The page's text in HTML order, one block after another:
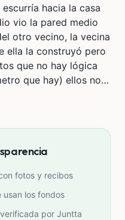
hacia la casa
vio la pared medio
otro vecino, la vecina
ella la construyó pero
que no hay lógica
que hay) ellos no
sea un poco pero
de casi un metro.
todo suma.
fotos y recibos
usan los fondos
por Juntta